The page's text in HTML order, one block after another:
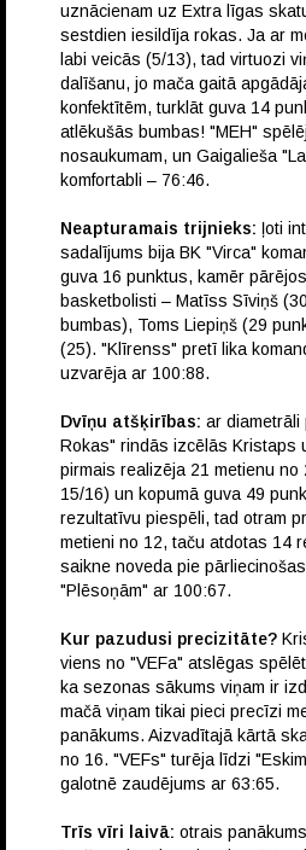
uznācienam uz Extra līgas
sestdien iesildīja rokas. Ja ar
labi veicās (5/13), tad virtuozi
dalīšanu, jo mača gaitā
konfektītēm, turklāt guva 14
atlēkušās bumbas! "MEH"
nosaukumam, un Gaigalieša
komfortabli – 76:46.
Neapturamais trijnieks: ļoti
sadalījums bija BK "Virca"
guva 16 punktus, kamēr
basketbolisti – Matīss Sīviņš
bumbas), Toms Liepiņš (29
(25). "Klīrenss" pretī lika
uzvarēja ar 100:88.
Dvīņu atšķirības: ar diametrāli
Rokas" rindās izcēlās Kristaps
pirmais realizēja 21 metienu no
15/16) un kopumā guva 49
rezultatīvu piespēli, tad otram
metieni no 12, taču atdotas 14
saikne noveda pie
"Plēsoņām" ar 100:67.
Kur pazudusi precizitāte?
viens no "VEFa" atslēgas
ka sezonas sākums viņam ir
mačā viņam tikai pieci precīzi
panākums. Aizvadītajā kārtā
no 16. "VEFs" turēja līdzi
galotnē zaudējums ar 63:65.
Trīs vīri laivā: otrais